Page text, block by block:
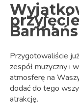
Przygotowaliście
zespół muzyczny i
atmosferę na
dodać do tego
atrakcję.